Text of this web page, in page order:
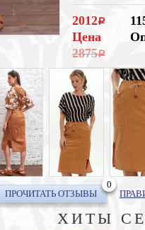
2012a
Цена
2875a
ПРОЧИТАТЬ ОТЗЫВЫ
0
ХИТЫ